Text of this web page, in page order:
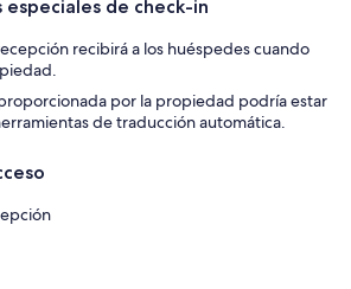
especiales de check-in
recibirá a los huéspedes cuando
por la propiedad podría estar
de traducción automática.